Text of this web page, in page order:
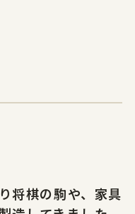
将棋の駒や、家具